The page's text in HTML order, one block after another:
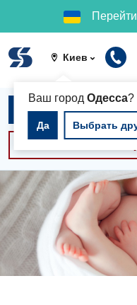
Киев
Ваш город Одесса?
Да Выбрать